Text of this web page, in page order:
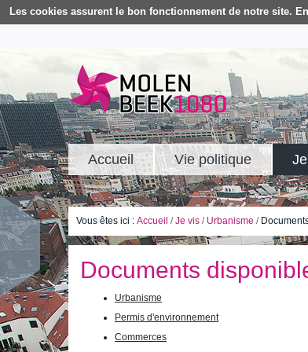
Les cookies assurent le bon fonctionnement de notre site.
Accueil Vie politique
Vous êtes ici : Accueil /Je vis / Urbanisme /
Documents
Urbanisme
Permis d'environnement
Commerces